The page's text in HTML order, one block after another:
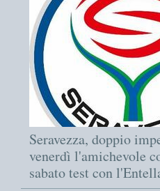
Seravezza, doppio
venerdì l'amichevole
sabato test con